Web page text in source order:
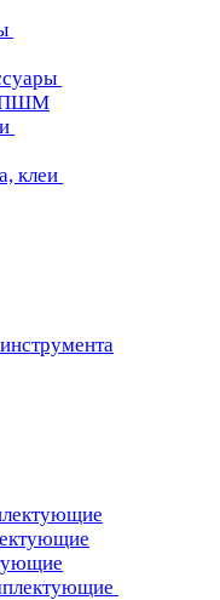
ПШМ
клеи